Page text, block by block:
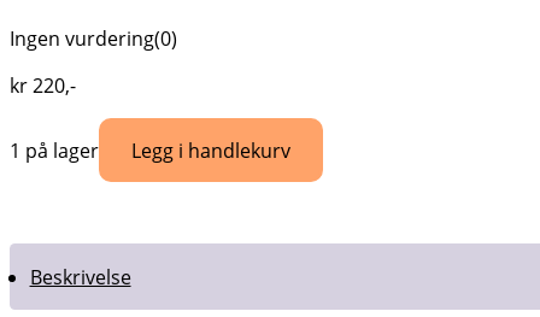
Ingen vurdering(0)
kr220,-
1 på lager Legg i handlekurv
Beskrivelse